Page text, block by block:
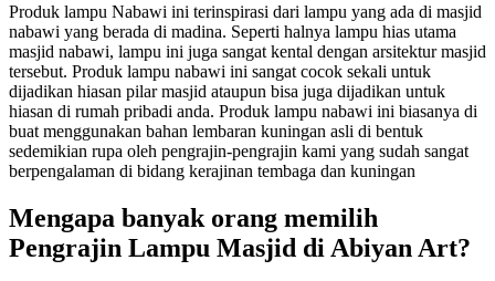
Produk lampu Nabawi ini terinspirasi dari lampu yang ada di masjid
nabawi yang berada di madina. Seperti halnya lampu hias utama
masjid nabawi, lampu ini juga sangat kental dengan arsitektur masjid
tersebut. Produk lampu nabawi ini sangat cocok sekali untuk
dijadikan hiasan pilar masjid ataupun bisa juga dijadikan untuk
hiasan di rumah pribadi anda. Produk lampu nabawi ini biasanya di
buat menggunakan bahan lembaran kuningan asli di bentuk
sedemikian rupa oleh pengrajin-pengrajin kami yang sudah sangat
berpengalaman di bidang kerajinan tembaga dan kuningan
Mengapa banyak orang memilih
Pengrajin Lampu Masjid di Abiyan Art?